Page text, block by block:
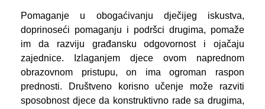
Pomaganje u obogaćivanju dječijeg iskustva,
doprinoseći pomaganju i podršci drugima, pomaže
im da razviju građansku odgovornost i ojačaju
zajednice. Izlaganjem djece ovom naprednom
obrazovnom pristupu, on ima ogroman raspon
prednosti. Društveno korisno učenje može razviti
sposobnost djece da konstruktivno rade sa drugima,